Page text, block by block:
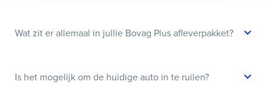
Wat zit er allemaal in jullie Bovag Plus afleverpakket?
Is het mogelijk om de huidige auto in te ruilen?